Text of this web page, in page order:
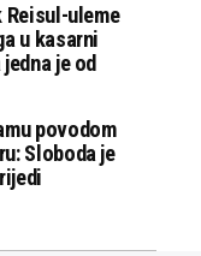
uleme
u kasarni
je od
povodom
Sloboda je